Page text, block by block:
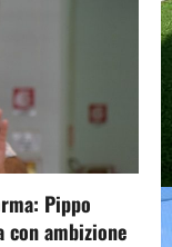
Pippo
ambizione